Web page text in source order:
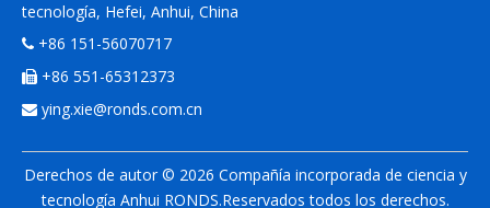
tecnología, Hefei, Anhui, China
 +86 151-56070717
 +86 551-65312373
 ying.xie@ronds.com.cn
Derechos de autor © 2026 Compañía incorporada de ciencia y
tecnología Anhui RONDS.Reservados todos los derechos.